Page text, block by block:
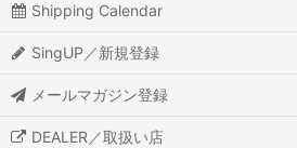
Shipping Calendar
SingUP／新規登録
メールマガジン登録
DEALER／取扱い店